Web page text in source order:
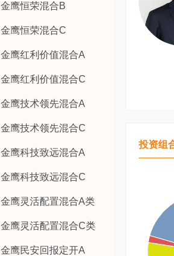
金鹰恒荣混合B
金鹰恒荣混合C
金鹰红利价值混合A
金鹰红利价值混合C
金鹰技术领先混合A
金鹰技术领先混合C
金鹰科技致远混合A
金鹰科技致远混合C
金鹰灵活配置混合A类
金鹰灵活配置混合C类
金鹰民安回报定开A
投资组